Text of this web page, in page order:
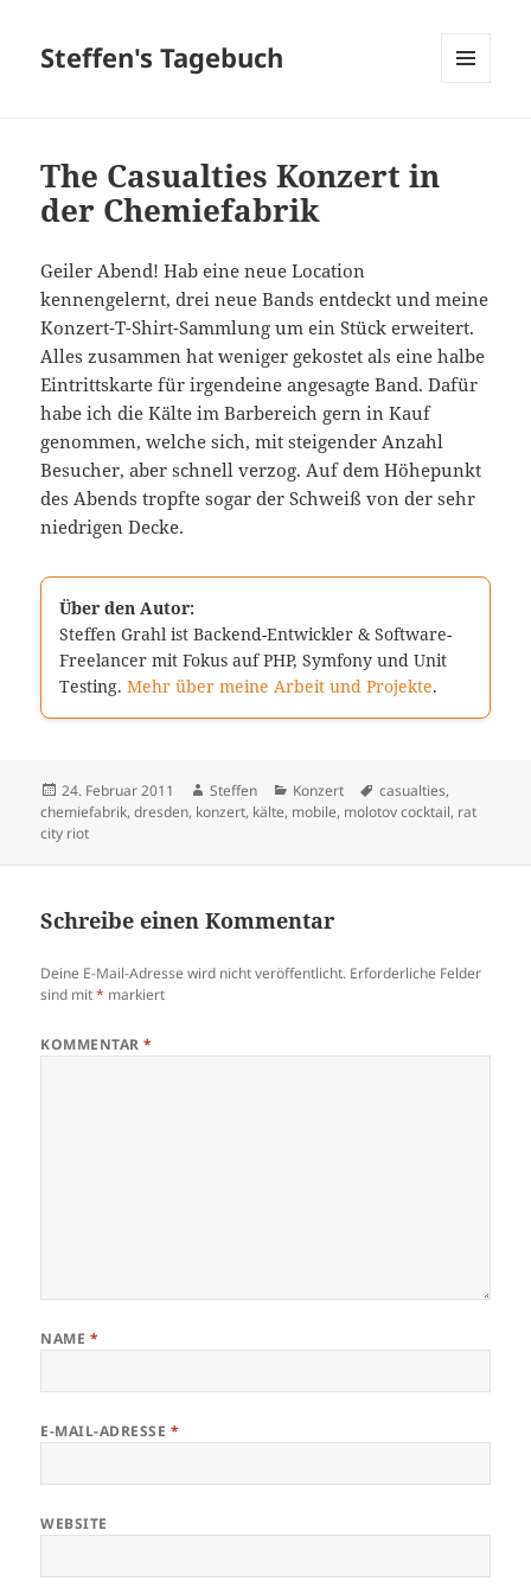
Steffen's Tagebuch
The Casualties Konzert in
der Chemiefabrik
Geiler Abend! Hab eine neue Location
kennengelernt, drei neue Bands entdeckt und meine
Konzert-T-Shirt-Sammlung um ein Stück erweitert.
Alles zusammen hat weniger gekostet als eine halbe
Eintrittskarte für irgendeine angesagte Band. Dafür
habe ich die Kälte im Barbereich gern in Kauf
genommen, welche sich, mit steigender Anzahl
Besucher, aber schnell verzog. Auf dem Höhepunkt
des Abends tropfte sogar der Schweiß von der sehr
niedrigen Decke.
Über den Autor:
Steffen Grahl ist Backend-Entwickler & Software-
Freelancer mit Fokus auf PHP, Symfony und Unit
Testing.Mehr über meine Arbeit und Projekte.
Veröffentlicht
am
24. Februar 2011 Autor
Steffen Kategorien
Konzert Schlagwörter
casualties,
chemiefabrik,dresden, konzert, kälte, mobile, molotov cocktail, rat
city riot
Schreibe einen Kommentar
Deine E-Mail-Adresse wird nicht veröffentlicht. Erforderliche Felder
sind mit* markiert
KOMMENTAR*
NAME *
E-MAIL-ADRESSE *
WEBSITE